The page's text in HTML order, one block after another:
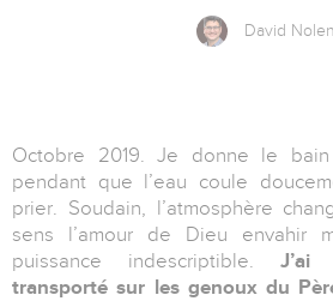
David
Octobre 2019. Je donne le
pendant que l’eau coule
prier. Soudain, l’atmosphère
sens l’amour de Dieu envahir
puissance indescriptible. J’ai
transporté sur les genoux du